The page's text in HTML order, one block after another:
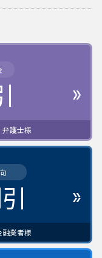
護士様
業者様